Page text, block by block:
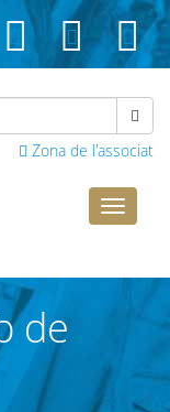
Zona de l'associat
Lloret
de